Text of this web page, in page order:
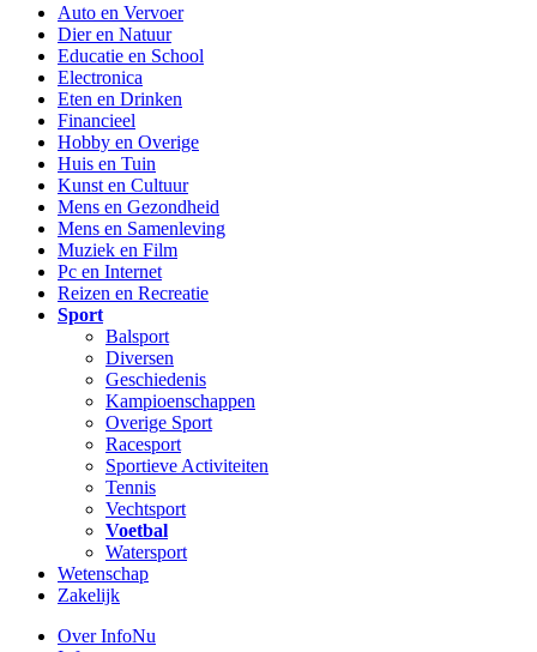
Auto en Vervoer
Dier en Natuur
Educatie en School
Electronica
Eten en Drinken
Financieel
Hobby en Overige
Huis en Tuin
Kunst en Cultuur
Mens en Gezondheid
Mens en Samenleving
Muziek en Film
Pc en Internet
Reizen en Recreatie
Sport
Balsport
Diversen
Geschiedenis
Kampioenschappen
Overige Sport
Racesport
Sportieve Activiteiten
Tennis
Vechtsport
Voetbal
Watersport
Wetenschap
Zakelijk
Over InfoNu